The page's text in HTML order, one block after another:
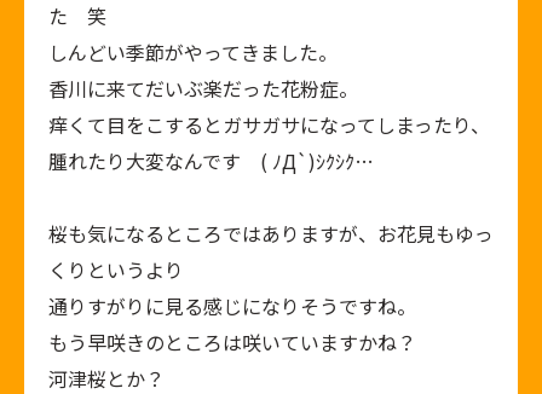
た 笑
しんどい季節がやってきました。
香川に来てだいぶ楽だった花粉症。
痒くて目をこするとガサガサになってしまったり、
腫れたり大変なんです ( ﾉД`)ｼｸｼｸ…
桜も気になるところではありますが、お花見もゆっ
くりというより
通りすがりに見る感じになりそうですね。
もう早咲きのところは咲いていますかね？
河津桜とか？